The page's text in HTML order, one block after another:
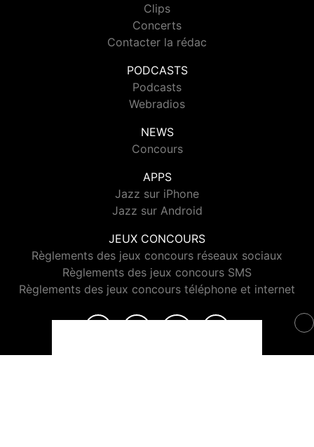
Clips
Concerts
Contacter la rédac
PODCASTS
Podcasts
Webradios
NEWS
Concours
APPS
Jazz sur iPhone
Jazz sur Android
JEUX CONCOURS
Règlements des jeux concours réseaux sociaux
Règlements des jeux concours SMS
Règlements des jeux concours téléphone et internet